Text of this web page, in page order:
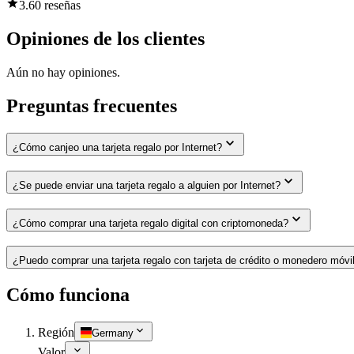
3.60 reseñas
Opiniones de los clientes
Aún no hay opiniones.
Preguntas frecuentes
¿Cómo canjeo una tarjeta regalo por Internet?
¿Se puede enviar una tarjeta regalo a alguien por Internet?
¿Cómo comprar una tarjeta regalo digital con criptomoneda?
¿Puedo comprar una tarjeta regalo con tarjeta de crédito o monedero
Cómo funciona
Región Germany